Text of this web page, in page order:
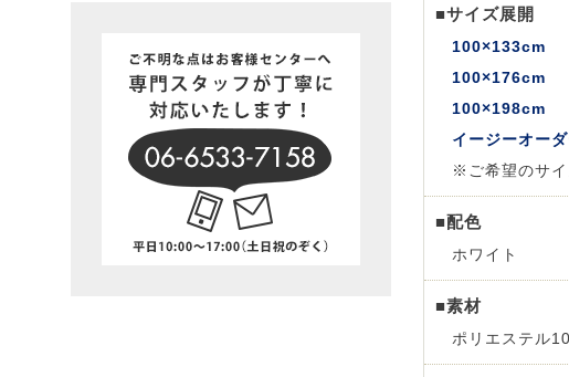
BIG SIZE RUG
在庫一掃アウト
■サイズ展開
100×133cm
100×176cm
100×198cm
イージーオー
※ご希望のサイ
■配色
ホワイト
■素材
ポリエステル